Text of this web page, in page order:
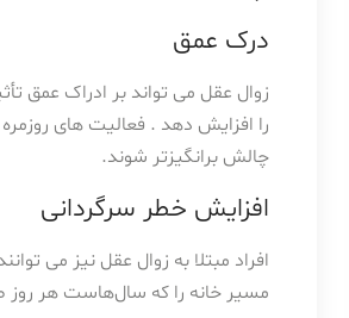
درک عمق
زوال عقل می تواند بر ادراک عمق
را افزایش دهد . فعالیت های
چالش برانگیزتر شوند.
افزایش خطر سرگردانی
افراد مبتلا به زوال عقل نیز می
مسیر خانه را که سال‌هاست هر روز